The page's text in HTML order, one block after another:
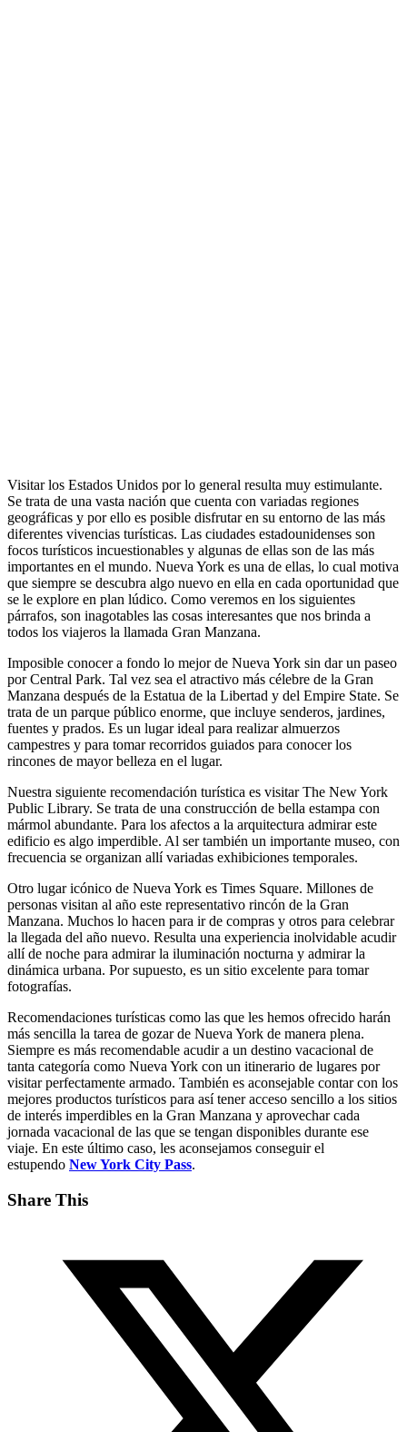
Visitar los Estados Unidos por lo general resulta muy estimulante.
Se trata de una vasta nación que cuenta con variadas regiones
geográficas y por ello es posible disfrutar en su entorno de las más
diferentes vivencias turísticas. Las ciudades estadounidenses son
focos turísticos incuestionables y algunas de ellas son de las más
importantes en el mundo. Nueva York es una de ellas, lo cual motiva
que siempre se descubra algo nuevo en ella en cada oportunidad que
se le explore en plan lúdico. Como veremos en los siguientes
párrafos, son inagotables las cosas interesantes que nos brinda a
todos los viajeros la llamada Gran Manzana.
Imposible conocer a fondo lo mejor de Nueva York sin dar un paseo
por Central Park. Tal vez sea el atractivo más célebre de la Gran
Manzana después de la Estatua de la Libertad y del Empire State. Se
trata de un parque público enorme, que incluye senderos, jardines,
fuentes y prados. Es un lugar ideal para realizar almuerzos
campestres y para tomar recorridos guiados para conocer los
rincones de mayor belleza en el lugar.
Nuestra siguiente recomendación turística es visitar The New York
Public Library. Se trata de una construcción de bella estampa con
mármol abundante. Para los afectos a la arquitectura admirar este
edificio es algo imperdible. Al ser también un importante museo, con
frecuencia se organizan allí variadas exhibiciones temporales.
Otro lugar icónico de Nueva York es Times Square. Millones de
personas visitan al año este representativo rincón de la Gran
Manzana. Muchos lo hacen para ir de compras y otros para celebrar
la llegada del año nuevo. Resulta una experiencia inolvidable acudir
allí de noche para admirar la iluminación nocturna y admirar la
dinámica urbana. Por supuesto, es un sitio excelente para tomar
fotografías.
Recomendaciones turísticas como las que les hemos ofrecido harán
más sencilla la tarea de gozar de Nueva York de manera plena.
Siempre es más recomendable acudir a un destino vacacional de
tanta categoría como Nueva York con un itinerario de lugares por
visitar perfectamente armado. También es aconsejable contar con los
mejores productos turísticos para así tener acceso sencillo a los sitios
de interés imperdibles en la Gran Manzana y aprovechar cada
jornada vacacional de las que se tengan disponibles durante ese
viaje. En este último caso, les aconsejamos conseguir el
estupendo New York City Pass.
Share This